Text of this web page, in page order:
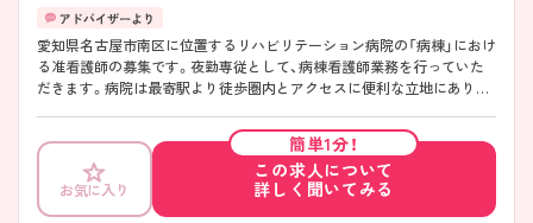
愛知県名古屋市南区に位置するリハビリテーション病院の「病棟」におけ
る准看護師の募集です。夜勤専従として、病棟看護師業務を行っていた
だきます。病院は最寄駅より徒歩圏内とアクセスに便利な立地にありま
らご勤務いただけます。 ご興味のある方には、面接対策ポイントなど、さ
らに詳細をご案内しますのでお気軽にご相談ください！
お気に入り
簡単1分！
この求人について
詳しく聞いてみる